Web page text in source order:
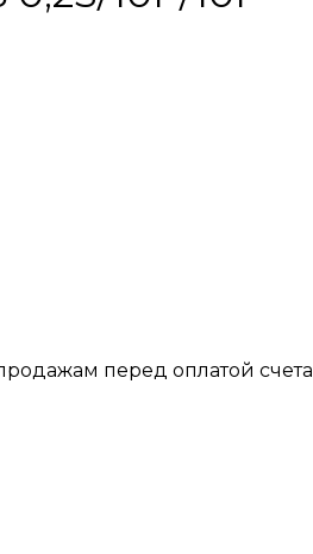
перед оплатой счета